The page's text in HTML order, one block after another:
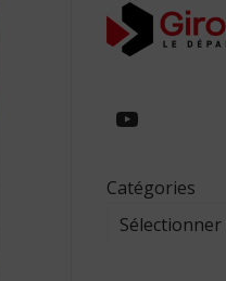
https://
Catégories